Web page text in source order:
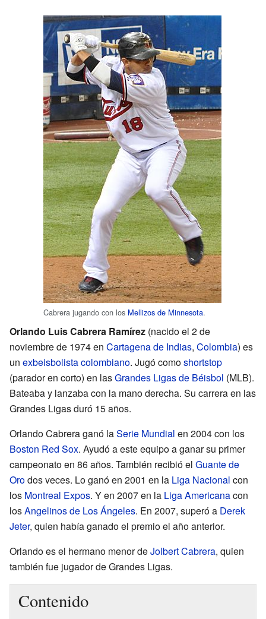
Cabrera jugando con los Mellizos de Minnesota.
Orlando Luis Cabrera Ramírez (nacido el 2 de
noviembre de 1974 en Cartagena de Indias, Colombia) es
un exbeisbolistacolombiano. Jugó comoshortstop
(parador en corto) en lasGrandes Ligas de Béisbol (MLB).
Bateaba y lanzaba con la mano derecha. Su carrera en las
Grandes Ligas duró 15 años.
Orlando Cabrera ganó laSerie Mundial en 2004 con los
Boston Red Sox. Ayudó a este equipo a ganar su primer
campeonato en 86 años. También recibió el Guante de
Orodos veces. Lo ganó en 2001 en la Liga Nacional con
los Montreal Expos. Y en 2007 en la Liga Americanacon
losAngelinos de Los Ángeles. En 2007, superó a Derek
Jeter, quien había ganado el premio el año anterior.
Orlando es el hermano menor deJolbert Cabrera, quien
también fue jugador de Grandes Ligas.
Contenido